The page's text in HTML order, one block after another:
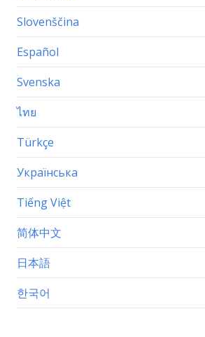
Slovenščina
Español
Svenska
ไทย
Türkçe
Українська
Tiếng Việt
简体中文
日本語
한국어